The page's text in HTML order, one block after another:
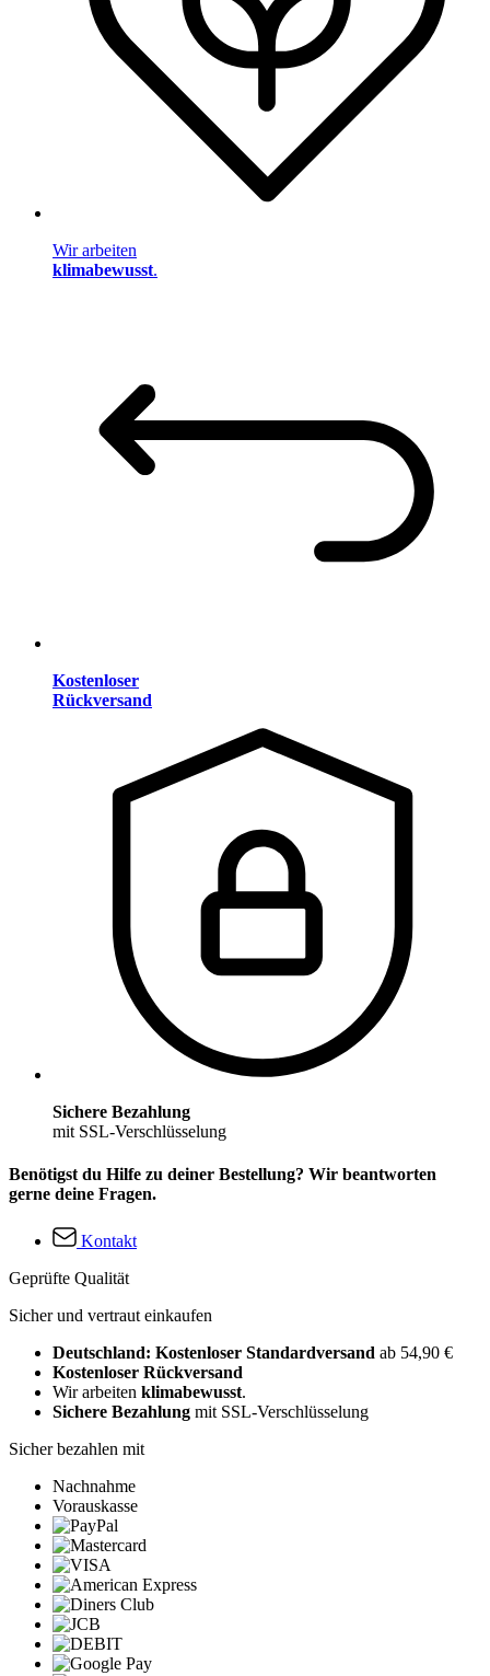
Wir arbeiten
klimabewusst.
Kostenloser
Rückversand
Sichere Bezahlung
mit SSL-Verschlüsselung
Benötigst du Hilfe zu deiner Bestellung? Wir beantworten
gerne deine Fragen.
Kontakt
Geprüfte Qualität
Sicher und vertraut einkaufen
Deutschland: Kostenloser Standardversand ab 54,90 €
Kostenloser Rückversand
Wir arbeiten klimabewusst.
Sichere Bezahlung mit SSL-Verschlüsselung
Sicher bezahlen mit
Nachnahme
Vorauskasse